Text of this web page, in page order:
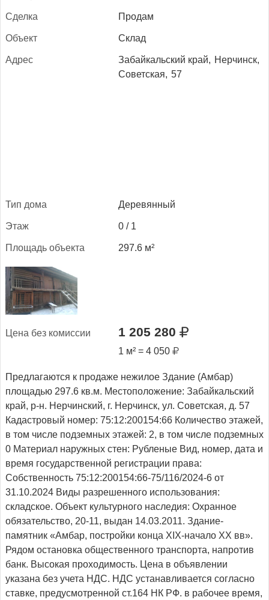
Сдел­ка Продам
Объ­ект Склад
Ад­рес Забайкальский край, Нерчинск,
Советская, 57
Тип до­ма Деревянный
Этаж 0 / 1
Пло­щадь объ­ек­та 297.6 м²
Це­на без ко­мис­сии 1 205 280
1 м² = 4 050
Предлагаются к продаже нежилое Здание (Амбар)
площадью 297.6 кв.м. Местоположение: Забайкальский
край, р-н. Нерчинский, г. Нерчинск, ул. Советская, д. 57
Кадастровый номер: 75:12:200154:66 Количество этажей,
в том числе подземных этажей: 2, в том числе подземных
0 Материал наружных стен: Рубленые Вид, номер, дата и
время государственной регистрации права:
Собственность 75:12:200154:66-75/116/2024-6 от
31.10.2024 Виды разрешенного использования:
складское. Объект культурного наследия: Охранное
обязательство, 20-11, выдан 14.03.2011. Здание-
памятник «Амбар, постройки конца XIX-начало XX вв».
Рядом остановка общественного транспорта, напротив
банк. Высокая проходимость. Цена в объявлении
указана без учета НДС. НДС устанавливается согласно
ставке, предусмотренной ст.164 НК РФ. в рабочее время,